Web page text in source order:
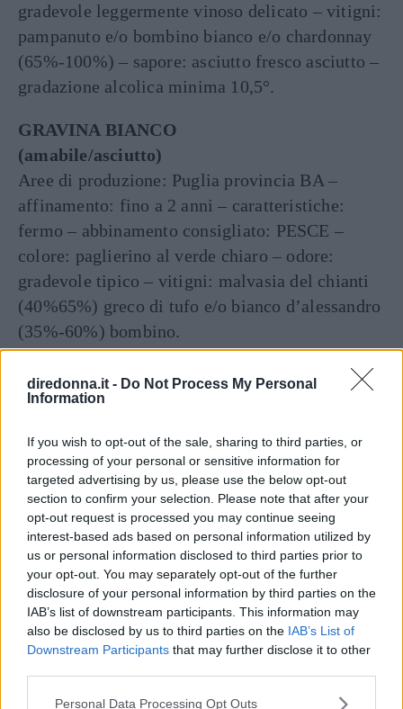
diredonna.it - Do Not Process My Personal
Information
If you wish to opt-out of the sale, sharing to third parties, or
processing of your personal or sensitive information for
targeted advertising by us, please use the below opt-out
section to confirm your selection. Please note that after your
opt-out request is processed you may continue seeing
interest-based ads based on personal information utilized by
us or personal information disclosed to third parties prior to
your opt-out. You may separately opt-out of the further
disclosure of your personal information by third parties on the
IAB’s list of downstream participants. This information may
also be disclosed by us to third parties on the IAB’s List of
Downstream Participants that may further disclose it to other
Please note that this website/app uses one or more Google
Personal Data Processing Opt Outs
gradevole leggermente vinoso delicato – vitigni:
pampanuto e/o bombino bianco e/o chardonnay
(65%-100%) – sapore: asciutto fresco asciutto –
gradazione alcolica minima 10,5°.
GRAVINA BIANCO
(amabile/asciutto)
Aree di produzione: Puglia provincia BA –
affinamento: fino a 2 anni – caratteristiche:
fermo – abbinamento consigliato: PESCE –
colore: paglierino al verde chiaro – odore:
gradevole tipico – vitigni: malvasia del chianti
(40%65%) greco di tufo e/o bianco d’alessandro
(35%-60%) bombino.
Articolo originale pubblicato il 30 aprile 2012
CONDIVIDI SU
FACEBOOK
CONDIVIDI SU
TWITTER
CONDIVIDI SU
WHATSAPP
Ultime News
Le 10 più belle frasi dei The Oasis, che ora
possiamo tornare a sentire live
Fatti notare! Le frasi per stati WhatsApp che
tutti commenteranno
11 frasi di Papa Leone XIV, pronunciate quando